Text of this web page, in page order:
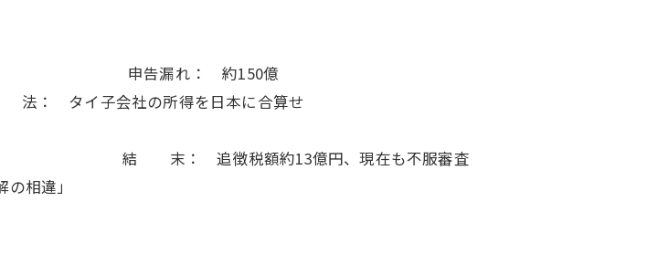
漏れ： 約150億
を日本に合算せ
末： 追徴税額約13億円、現在も不服審査
違」